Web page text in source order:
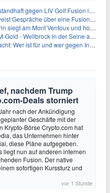
LIV Golf Fusion in einem sich wandelnden Sportumfeld
Fusion mit LIV Golf zurück und bekräftigt die Wettbewerbslandschaft
am Mont Ventoux und holt Tour-Gelb
- Wellbrock in der Seine ausgebremst
Wer ist für und wer gegen Infantino?
nachdem Trump
Deals storniert
nach der Ankündigung
Geschäfte mit der
Krypto-Börse Crypto.com hat
das Unternehmen hinter
diese Pläne aufgegeben.
liegt nun auf anderen internen
Fusion. Der native
sofortigen Kurssturz und
vor 1 Stunde